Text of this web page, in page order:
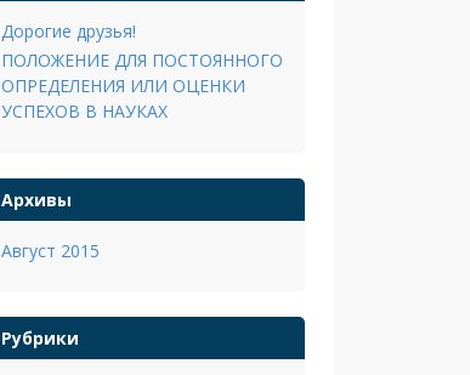
Дорогие друзья!
ПОЛОЖЕНИЕ ДЛЯ ПОСТОЯННОГО
ОПРЕДЕЛЕНИЯ ИЛИ ОЦЕНКИ
УСПЕХОВ В НАУКАХ
Архивы
Август 2015
Рубрики